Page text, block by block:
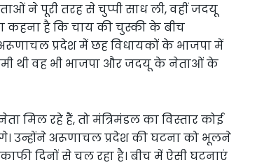
ने पूरी तरह से चुप्पी साध ली, वहीं जदयू
कहना है कि चाय की चुस्की के बीच
अरूणाचल प्रदेश में छह विधायकों के भाजपा में
थी वह भी भाजपा और जदयू के नेताओं के
मिल रहे हैं, तो मंत्रिमंडल का विस्तार कोई
उन्होंने अरूणाचल प्रदेश की घटना को भूलने
दिनों से चल रहा है। बीच में ऐसी घटनाएं